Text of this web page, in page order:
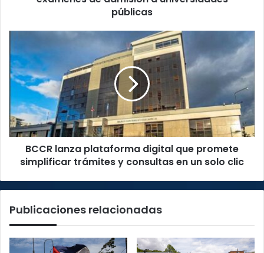
públicas
plataforma
digital
que
promete
simplificar
trámites
y
consultas
BCCR lanza plataforma digital que promete
simplificar trámites y consultas en un solo clic
Publicaciones relacionadas